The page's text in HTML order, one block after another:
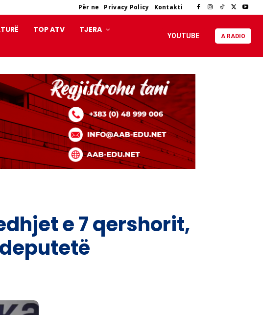
Për ne Privacy Policy Kontakti
TOP ATV TJERA
YOUTUBE A RADIO
e 7 qershorit,